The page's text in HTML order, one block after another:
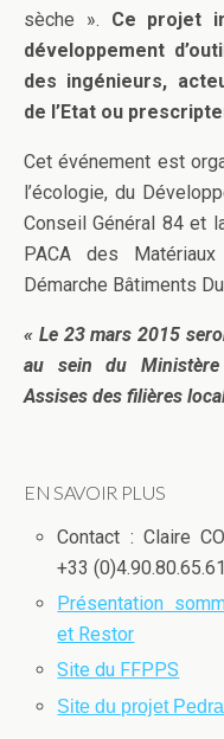
sèche ». Ce projet
développement
des ingénieurs,
de l’Etat ou
Cet événement est
l’écologie, du
Conseil Général 84 et
PACA des
Démarche Bâtiments
« Le 23 mars 2015
au sein du Ministère
Assises des filières
EN SAVOIR PLUS
Contact : Claire
+33
Présentation
et Restor
Site du FFPPS
Site du projet Pedra